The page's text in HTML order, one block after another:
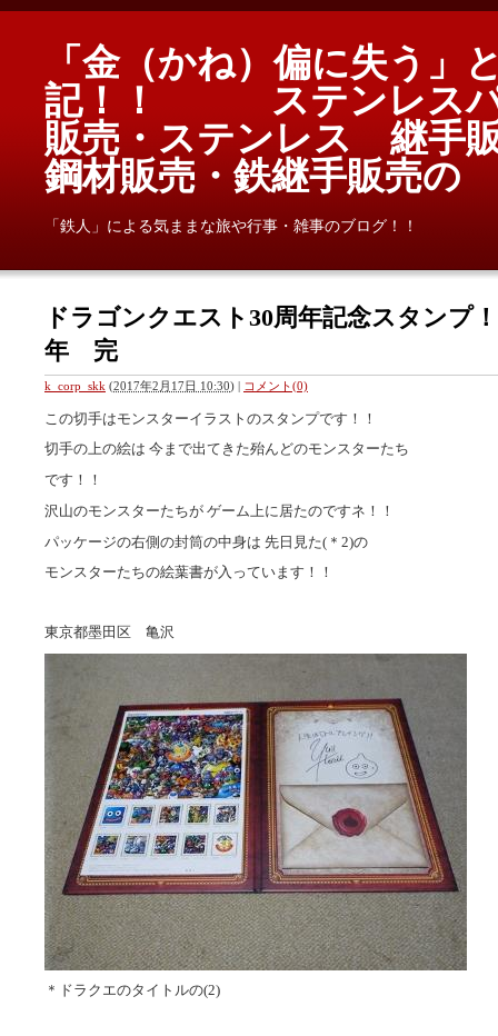
「金（かね）偏に失う」
記！！ ステンレスパ
販売・ステンレス 継
鋼材販売・鉄継手販
「鉄人」による気ままな旅や行事・雑事のブログ！！
ドラゴンクエスト30周年記念スタンプ
年 完
k_corp_skk (2017年2月17日 10:30) | コメント(0)
この切手はモンスターイラストのスタンプです！！
切手の上の絵は 今まで出てきた殆んどのモンスターたち
です！！
沢山のモンスターたちが ゲーム上に居たのですネ！！
パッケージの右側の封筒の中身は 先日見た(＊2)の
モンスターたちの絵葉書が入っています！！
東京都墨田区 亀沢
＊ドラクエのタイトルの(2)